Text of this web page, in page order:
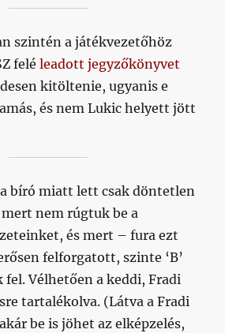
szintén a játékvezetőhöz
feléleadott jegyzőkönyvet
kitöltenie, ugyanis e
és nem Lukic helyett jött
bíró miatt lett csak döntetlen
mert nem rúgtuk be a
és mert – fura ezt
felforgatott, szinte ‘B’
Vélhetően a keddi, Fradi
tartalékolva. (Látva a Fradi
be is jöhet az elképzelés,